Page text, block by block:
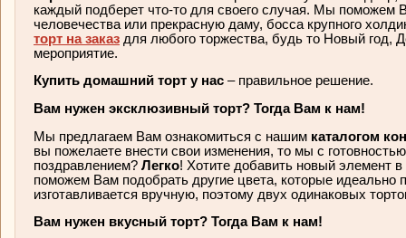
каждый подберет что-то для своего случая. Мы поможем
человечества или прекрасную даму, босса крупного
торт на заказ для любого торжества, будь то Новый год,
мероприятие.
Купить домашний торт у нас – правильное решение.
Вам нужен эксклюзивный торт? Тогда Вам к нам!
Мы предлагаем Вам ознакомиться с нашим каталогом
вы пожелаете внести свои изменения, то мы с
поздравлением? Легко! Хотите добавить новый элемент
поможем Вам подобрать другие цвета, которые
изготавливается вручную, поэтому двух одинаковых
Вам нужен вкусный торт? Тогда Вам к нам!